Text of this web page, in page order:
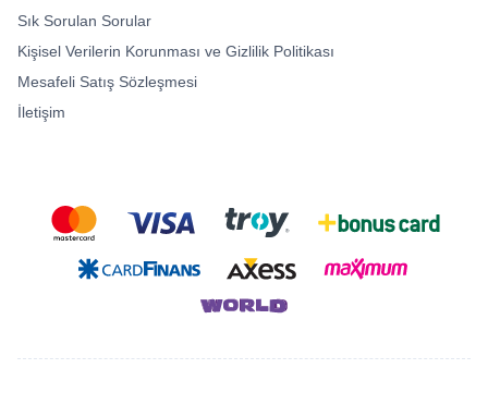
Sık Sorulan Sorular
Kişisel Verilerin Korunması ve Gizlilik Politikası
Mesafeli Satış Sözleşmesi
İletişim